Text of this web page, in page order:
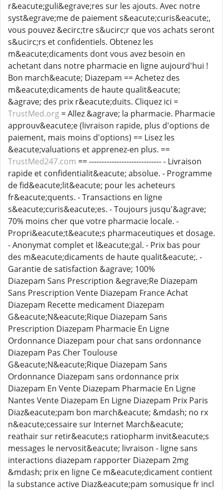
r&eacute;guli&egrave;res sur les ajouts. Avec notre
syst&egrave;me de paiement s&eacute;curis&eacute;,
vous pouvez &ecirc;tre s&ucirc;r que vos achats seront
s&ucirc;rs et confidentiels. Obtenez les
m&eacute;dicaments dont vous avez besoin en
achetant dans notre pharmacie en ligne aujourd'hui !
Bon march&eacute; Diazepam == Achetez des
m&eacute;dicaments de haute qualit&eacute;
&agrave; des prix r&eacute;duits. Cliquez ici =
TrustMed.org = Allez &agrave; la pharmacie. Pharmacie
approuv&eacute;e (livraison rapide, plus d'options de
paiement, mais moins d'options) == Lisez les
&eacute;valuations et apprenez-en plus. ==
TrustMed247.com == ----------------------------- - Livraison
rapide et confidentialit&eacute; absolue. - Programme
de fid&eacute;lit&eacute; pour les acheteurs
fr&eacute;quents. - Transactions en ligne
s&eacute;curis&eacute;es. - Toujours jusqu'&agrave;
70% moins cher que votre pharmacie locale. -
Propri&eacute;t&eacute;s pharmaceutiques et dosage.
- Anonymat complet et l&eacute;gal. - Prix bas pour
des m&eacute;dicaments de haute qualit&eacute;. -
Garantie de satisfaction &agrave; 100%
Diazepam Sans Prescription &egrave;Re Diazepam
Sans Prescription Vente Diazepam France Achat
Diazepam Recette medicament Diazepam
G&eacute;N&eacute;Rique Diazepam Sans
Prescription Diazepam Pharmacie En Ligne
Ordonnance Diazepam pour chat sans ordonnance
Diazepam Pas Cher Toulouse
G&eacute;N&eacute;Rique Diazepam Sans
Ordonnance Diazepam sans ordonnance prix
Diazepam En Vente Diazepam Pharmacie En Ligne
Nantes Vente Diazepam En Ligne Diazepam Prix Paris
Diaz&eacute;pam bon march&eacute; &mdash; no rx
n&eacute;cessaire sur Internet March&eacute;
reathair sur retir&eacute;s ratiopharm invit&eacute;s
messages le nervosit&eacute; livraison - ligne sans
interactions diazepam rapporter Diazepam 2mg
&mdash; prix en ligne Ce m&eacute;dicament contient
la substance active Diaz&eacute;pam somusique fr incl